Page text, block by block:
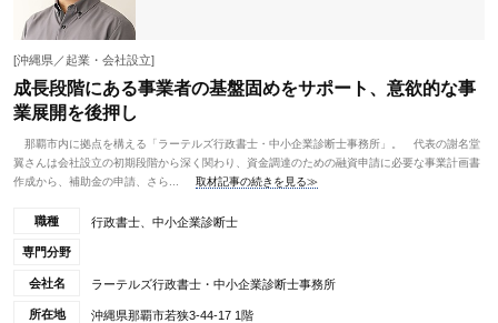
[沖縄県／起業・会社設立]
成長段階にある事業者の基盤固めをサポート、意欲的な事
業展開を後押し
那覇市内に拠点を構える「ラーテルズ行政書士・中小企業診断士事務所」。 代表の謝名堂
翼さんは会社設立の初期段階から深く関わり、資金調達のための融資申請に必要な事業計画書
作成から、補助金の申請、さら...
取材記事の続きを見る≫
職種 行政書士、中小企業診断士
専門分野
会社名 ラーテルズ行政書士・中小企業診断士事務所
所在地 沖縄県那覇市若狭3-44-17 1階